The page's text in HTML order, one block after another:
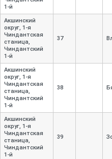
1-й
Акшинский
округ, 1-я
Чиндантская
станица,
Чиндантский
1-й
37
Акшинский
округ, 1-я
Чиндантская
станица,
Чиндантский
1-й
38
Акшинский
округ, 1-я
Чиндантская
станица,
Чиндантский
1-й
39